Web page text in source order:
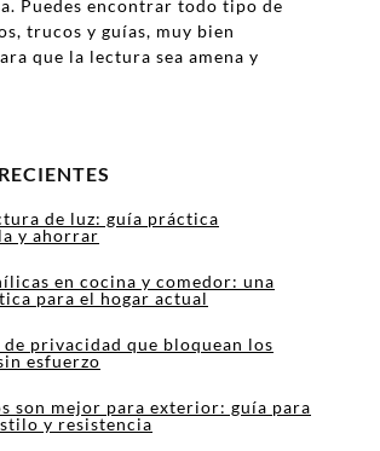
Puedes encontrar todo tipo de
trucos y guías, muy bien
que la lectura sea amena y
de luz: guía práctica
y ahorrar
en cocina y comedor: una
para el hogar actual
privacidad que bloquean los
esfuerzo
son mejor para exterior: guía para
y resistencia